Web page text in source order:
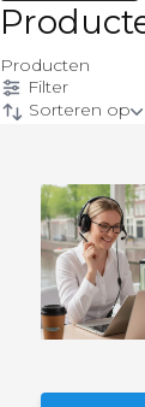
Producten
Filter
Sorteren op